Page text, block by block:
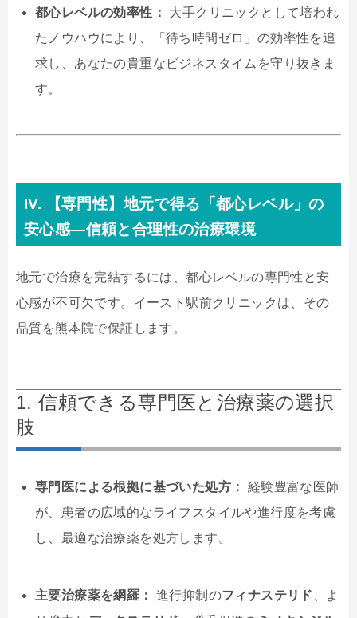
都心レベルの効率性：
大手クリニックとして培われ
たノウハウにより、「待ち時間ゼロ」の効率性を追
求し、あなたの貴重なビジネスタイムを守り抜きま
す。
IV. 【専門性】地元で得る「都心レベル」の
安心感—信頼と合理性の治療環境
地元で治療を完結するには、都心レベルの専門性と安
心感が不可欠です。イースト駅前クリニックは、その
品質を熊本院で保証します。
1. 信頼できる専門医と治療薬の選択
肢
専門医による根拠に基づいた処方：
経験豊富な医師
が、患者の広域的なライフスタイルや進行度を考慮
し、最適な治療薬を処方します。
主要治療薬を網羅： 進行抑制のフィナステリド
、よ